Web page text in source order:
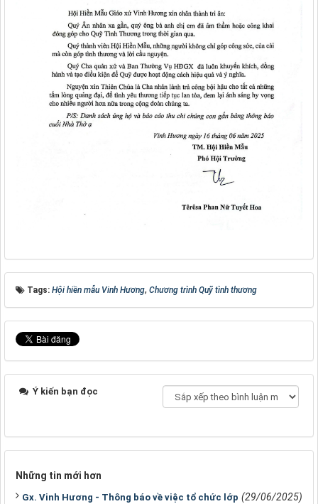
Tags: Hội hiền mẫu Vinh Hương, Chương trình Quỹ tình thương
Ý kiến bạn đọc
Những tin mới hơn
Gx. Vinh Hương - Thông báo về việc tổ chức lớp (29/06/2025)